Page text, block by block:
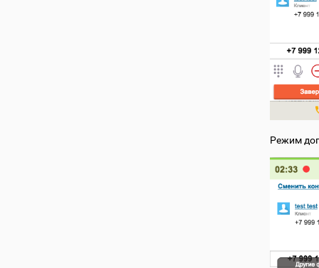
Режим